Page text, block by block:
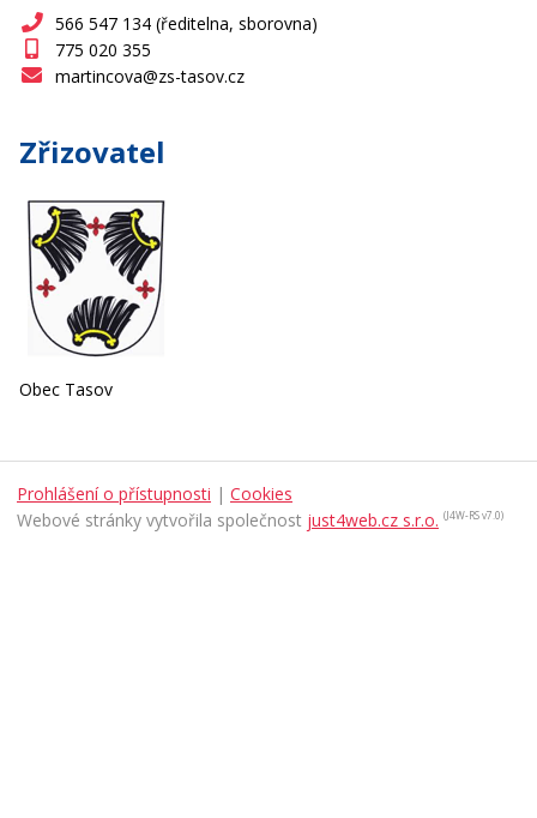
566 547 134 (ředitelna, sborovna)
775 020 355
martincova@zs-tasov.cz
Zřizovatel
Obec Tasov
Prohlášení o přístupnosti | Cookies
Webové stránky vytvořila společnost just4web.cz s.r.o. (J4W-RS v7.0)